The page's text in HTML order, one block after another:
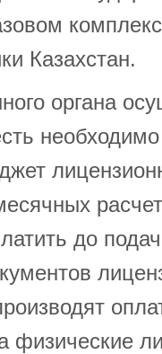
Казахстан.
органа
до
физические